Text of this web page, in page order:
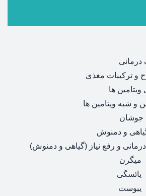
و ترکیبات مغذی
ویتامین ها
و شبه ویتامین ها
و دمنوش
و رفع نیاز (گیاهی و دمنوش)
میگرن
یائسگی
یبوست